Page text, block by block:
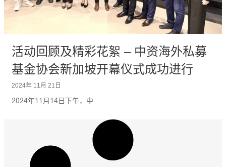
活动回顾及精彩花絮 – 中资海外私募
基金协会新加坡开幕仪式成功进行
2024年 11月 21日
2024年11月14日下午，中